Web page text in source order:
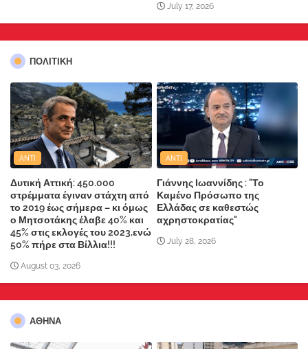
July 17, 2026
ΠΟΛΙΤΙΚΗ
ANTI
Δυτική Αττική: 450.000
στρέμματα έγιναν στάχτη από
το 2019 έως σήμερα – κι όμως
ο Μητσοτάκης έλαβε 40% και
45% στις εκλογές του 2023,ενώ
50% πήρε στα Βίλλια!!!
August 03, 2026
ANTI
Γιάννης Ιωαννίδης : "Το
Καμένο Πρόσωπο της
Ελλάδας σε καθεστώς
αχρηστοκρατίας"
July 28, 2026
ΑΘΗΝΑ